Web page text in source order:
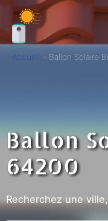
Accueil Ballon Solaire
Ballon
64200
Recherchez une